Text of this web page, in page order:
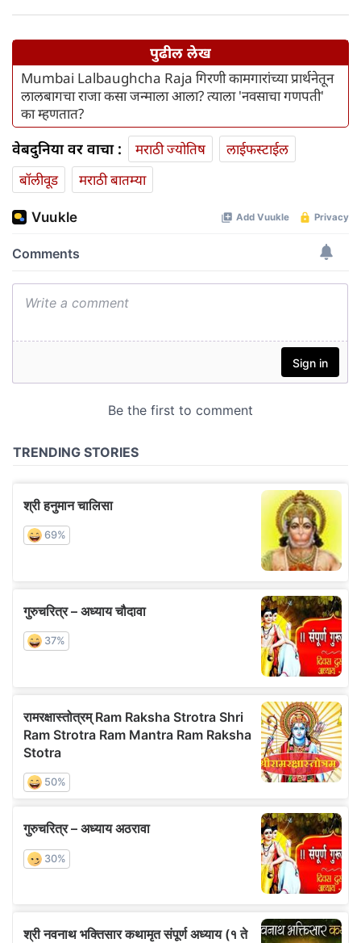
पुढील लेख
Mumbai Lalbaughcha Raja गिरणी कामगारांच्या प्रार्थनेतून
लालबागचा राजा कसा जन्माला आला? त्याला 'नवसाचा गणपती'
का म्हणतात?
वेबदुनिया वर वाचा : मराठी ज्योतिष
लाईफस्टाईल
बॉलीवूड
मराठी बातम्या